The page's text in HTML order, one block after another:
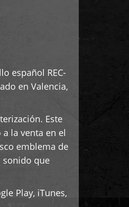
español REC-
en Valencia,
Este
a la venta en el
emblema de
sonido que
Play, iTunes,